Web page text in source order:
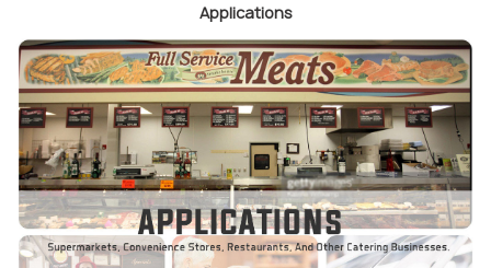
Applications